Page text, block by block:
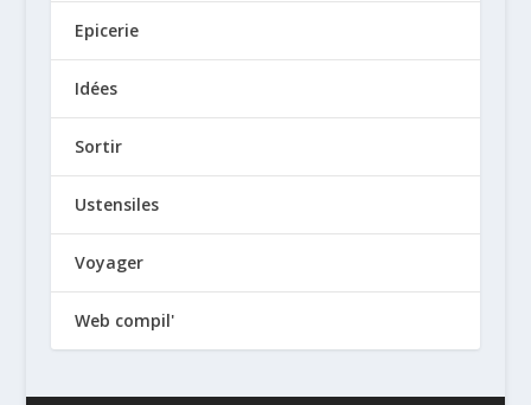
Epicerie
Idées
Sortir
Ustensiles
Voyager
Web compil'